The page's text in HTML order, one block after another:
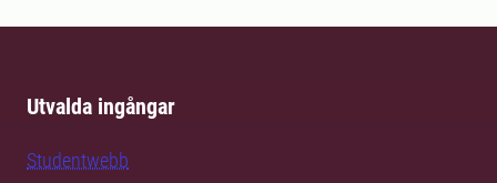
Utvalda ingångar
Studentwebb